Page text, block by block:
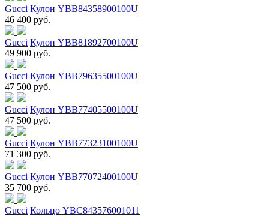
Gucci Кулон YBB84358900100U
46 400 руб.
Gucci Кулон YBB81892700100U
49 900 руб.
Gucci Кулон YBB79635500100U
47 500 руб.
Gucci Кулон YBB77405500100U
47 500 руб.
Gucci Кулон YBB77323100100U
71 300 руб.
Gucci Кулон YBB77072400100U
35 700 руб.
Gucci Кольцо YBC843576001011